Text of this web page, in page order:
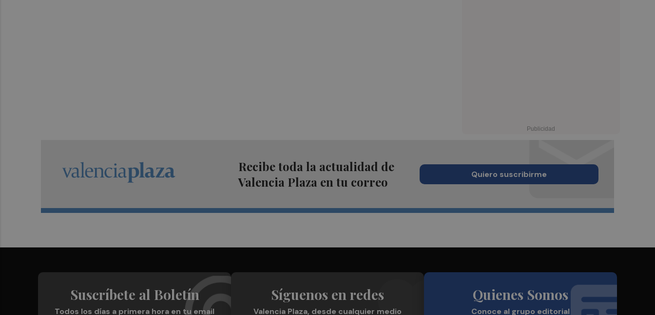
Recibe toda la actualidad de
Valencia Plaza en tu correo
Quiero suscribirme
Suscríbete al Boletín
Todos los días a primera hora en tu email
Síguenos en redes
Valencia Plaza, desde cualquier medio
Quienes Somos
Conoce al grupo editorial